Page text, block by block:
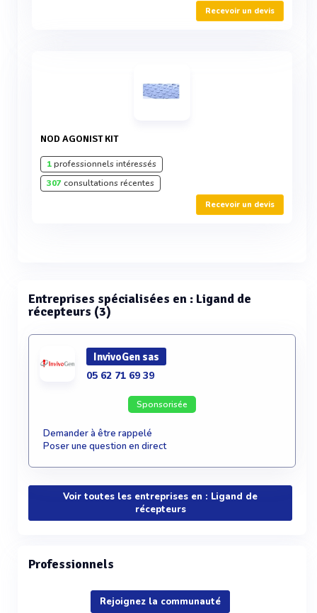
Recevoir un devis
NOD AGONIST KIT
1professionnels intéressés
307consultations récentes
Recevoir un devis
Entreprises spécialisées en : Ligand de
récepteurs (3)
InvivoGen sas
05 62 71 69 39
Sponsorisée
Demander à être rappelé
Poser une question en direct
Voir toutes les entreprises en : Ligand de
récepteurs
Professionnels
Rejoignez la communauté